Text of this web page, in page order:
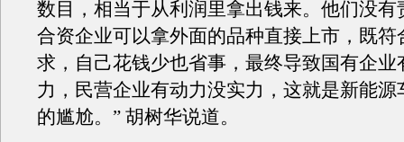
数目，相当于从利润里拿出钱来。他们没有
合资企业可以拿外面的品种直接上市，既符
求，自己花钱少也省事，最终导致国有企业
力，民营企业有动力没实力，这就是新能源
的尴尬。” 胡树华说道。